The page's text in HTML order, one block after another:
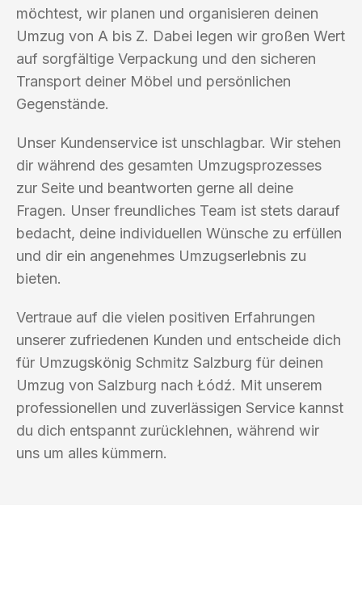
möchtest, wir planen und organisieren deinen
Umzug von A bis Z. Dabei legen wir großen Wert
auf sorgfältige Verpackung und den sicheren
Transport deiner Möbel und persönlichen
Gegenstände.
Unser Kundenservice ist unschlagbar. Wir stehen
dir während des gesamten Umzugsprozesses
zur Seite und beantworten gerne all deine
Fragen. Unser freundliches Team ist stets darauf
bedacht, deine individuellen Wünsche zu erfüllen
und dir ein angenehmes Umzugserlebnis zu
bieten.
Vertraue auf die vielen positiven Erfahrungen
unserer zufriedenen Kunden und entscheide dich
für Umzugskönig Schmitz Salzburg für deinen
Umzug von Salzburg nach Łódź. Mit unserem
professionellen und zuverlässigen Service kannst
du dich entspannt zurücklehnen, während wir
uns um alles kümmern.